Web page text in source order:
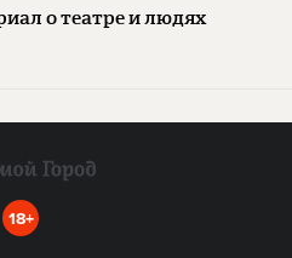
о театре и людях
18+